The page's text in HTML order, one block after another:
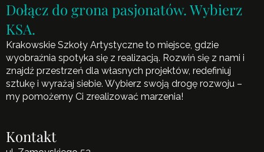
Dołącz do grona pasjonatów. Wybierz
KSA.
Krakowskie Szkoły Artystyczne to miejsce, gdzie
wyobraźnia spotyka się z realizacją. Rozwiń się z nami i
znajdź przestrzeń dla własnych projektów, redefiniuj
sztukę i wyrażaj siebie. Wybierz swoją drogę rozwoju –
my pomożemy Ci zrealizować marzenia!
Kontakt